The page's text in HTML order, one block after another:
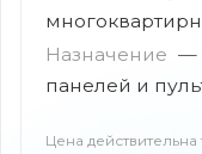
Назначение —
панелей и
Цена